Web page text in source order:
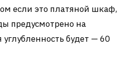
если это платяной шкаф,
предусмотрено на
будет — 60